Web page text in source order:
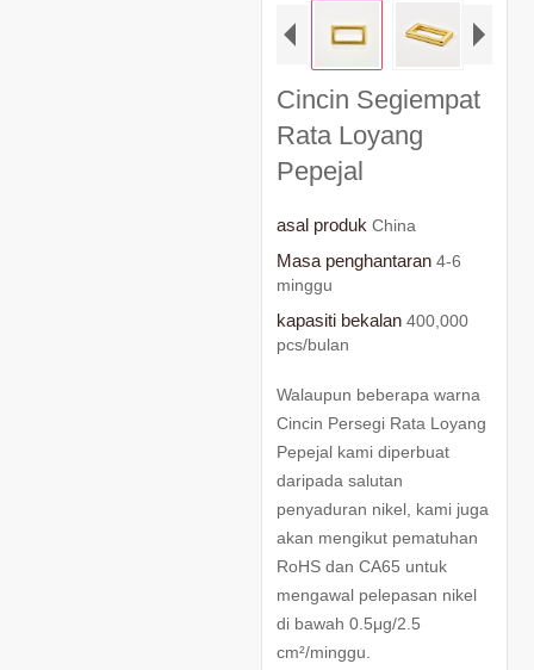
Cincin Segiempat
Rata Loyang
Pepejal
asal produk China
Masa penghantaran 4-6
minggu
kapasiti bekalan 400,000
pcs/bulan
Walaupun beberapa warna
Cincin Persegi Rata Loyang
Pepejal kami diperbuat
daripada salutan
penyaduran nikel, kami juga
akan mengikut pematuhan
RoHS dan CA65 untuk
mengawal pelepasan nikel
di bawah 0.5μg/2.5
cm²/minggu.